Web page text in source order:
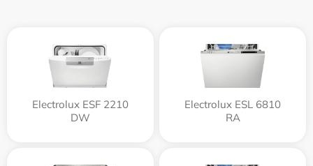
Electrolux ESF 2210
DW
Electrolux ESL 6810
RA